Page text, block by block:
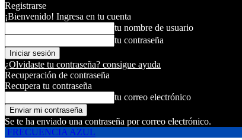
Registrarse
¡Bienvenido! Ingresa en tu cuenta
tu nombre de usuario
tu contraseña
¿Olvidaste tu contraseña? consigue ayuda
Recuperación de contraseña
Recupera tu contraseña
tu correo electrónico
Se te ha enviado una contraseña por correo electrónico.
FRECUENCIA AZUL